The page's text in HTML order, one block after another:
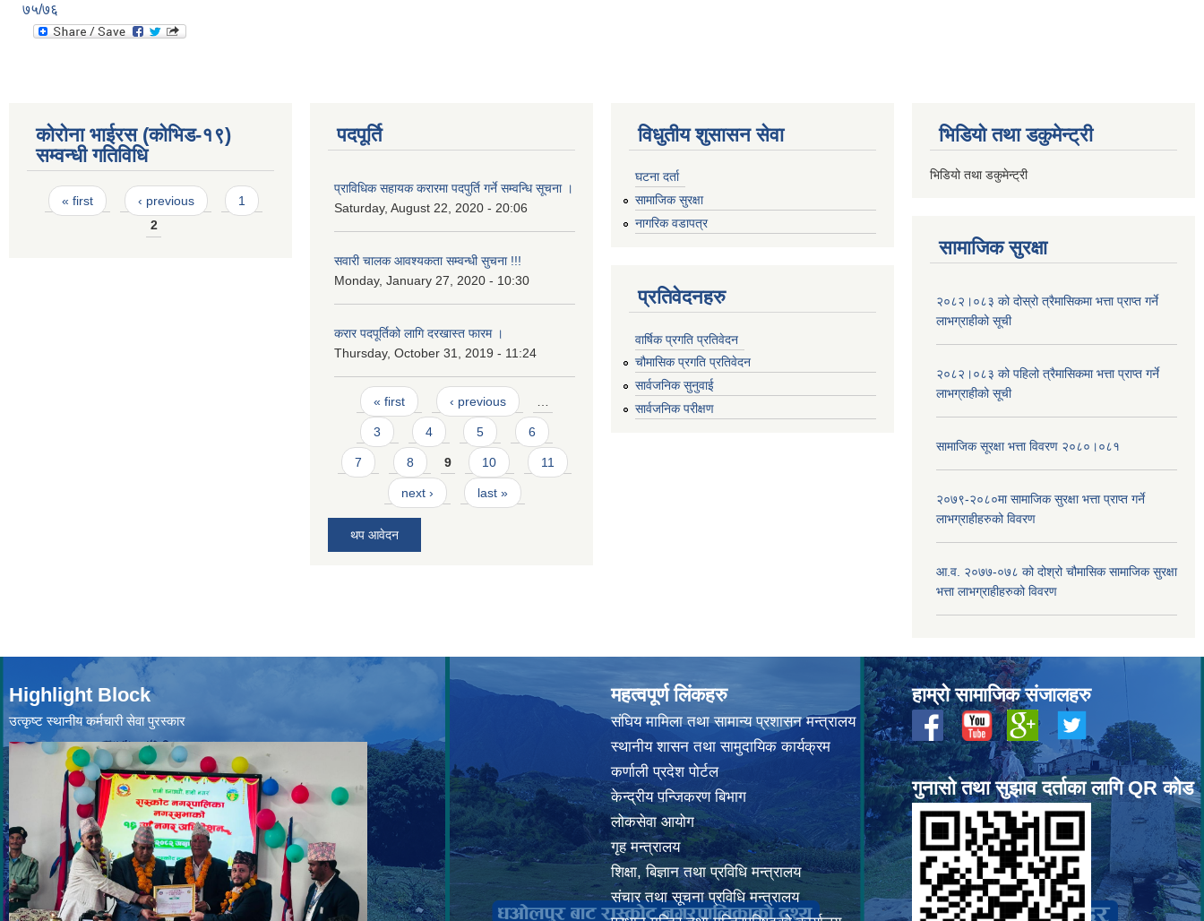
७५/७६
कोरोना भाईरस (कोभिड-१९)
सम्वन्धी गतिविधि
Pages
« first ‹ previous
1
2
पदपूर्ति
प्राविधिक सहायक करारमा पदपुर्ति गर्ने सम्वन्धि सूचना ।
Saturday, August 22, 2020 - 20:06
सवारी चालक आवश्यकता सम्वन्धी सुचना !!!
Monday, January 27, 2020 - 10:30
करार पदपूर्तिको लागि दरखास्त फारम ।
Thursday, October 31, 2019 - 11:24
Pages
« first ‹ previous
3 4 5 6
7 8 9 10 11
next › last »
थप आवेदन
विधुतीय शुसासन सेवा
घटना दर्ता
सामाजिक सुरक्षा
नागरिक वडापत्र
प्रतिवेदनहरु
वार्षिक प्रगति प्रतिवेदन
चौमासिक प्रगति प्रतिवेदन
सार्वजनिक सुनुवाई
सार्वजनिक परीक्षण
भिडियो तथा डकुमेन्ट्री
भिडियो तथा डकुमेन्ट्री
सामाजिक सुरक्षा
२०८२।०८३ को दोस्रो त्रैमासिकमा भत्ता प्राप्‍त गर्ने
लाभग्राहीको सूची
२०८२।०८३ को पहिलो त्रैमासिकमा भत्ता प्राप्‍त गर्ने
लाभग्राहीको सूची
सामाजिक सूरक्षा भत्ता विवरण २०८०।०८१
२०७९-२०८०मा सामाजिक सुरक्षा भत्ता प्राप्त गर्ने
लाभग्राहीहरुको विवरण
आ.व. २०७७-०७८ को दोश्रो चौमासिक सामाजिक सुरक्षा
भत्ता लाभग्राहीहरुको विवरण
Highlight Block
उत्‍कृष्ट स्थानीय कर्मचारी सेवा पुरस्कार
महत्वपूर्ण लिंकहरु
संघिय मामिला तथा सामान्य प्रशासन मन्त्रालय
स्थानीय शासन तथा सामुदायिक कार्यक्रम
कर्णाली प्रदेश पोर्टल
केन्द्रीय पन्जिकरण बिभाग
लोकसेवा आयोग
गृह मन्त्रालय
शिक्षा, बिज्ञान तथा प्रविधि मन्त्रालय
संचार तथा सूचना प्रविधि मन्त्रालय
हाम्रो सामाजिक संजालहरु
गुनासो तथा सुझाव दर्ताका लागि QR कोड